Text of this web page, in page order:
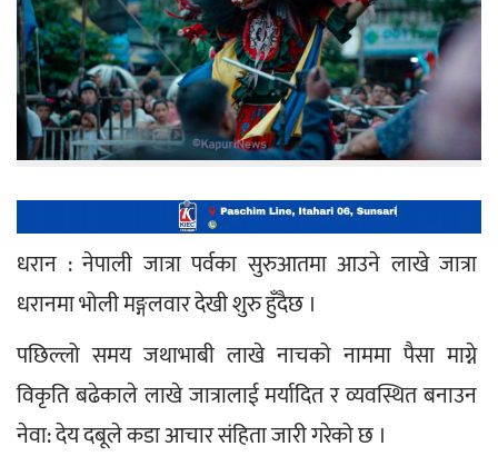
धरान : नेपाली जात्रा पर्वका सुरुआतमा आउने लाखे जात्रा
धरानमा भोली मङ्गलवार देखी शुरु हुँदैछ ।
पछिल्लो समय जथाभाबी लाखे नाचको नाममा पैसा माग्ने
विकृति बढेकाले लाखे जात्रालाई मर्यादित र व्यवस्थित बनाउन
नेवा: देय दबूले कडा आचार संहिता जारी गरेको छ ।